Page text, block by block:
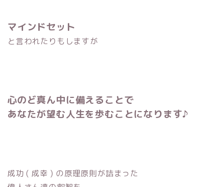
マインドセット
と言われたりもしますが
心のど真ん中に備えることで
あなたが望む人生を歩むことになります♪
成功 ( 成幸 ) の原理原則が詰まった